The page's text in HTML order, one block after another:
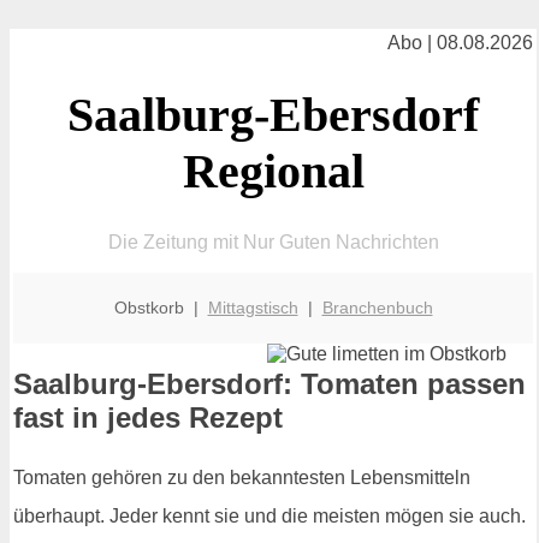
Abo | 08.08.2026
Saalburg-Ebersdorf
Regional
Die Zeitung mit Nur Guten Nachrichten
Obstkorb | Mittagstisch | Branchenbuch
Saalburg-Ebersdorf: Tomaten passen
fast in jedes Rezept
Tomaten gehören zu den bekanntesten Lebensmitteln
überhaupt. Jeder kennt sie und die meisten mögen sie auch.